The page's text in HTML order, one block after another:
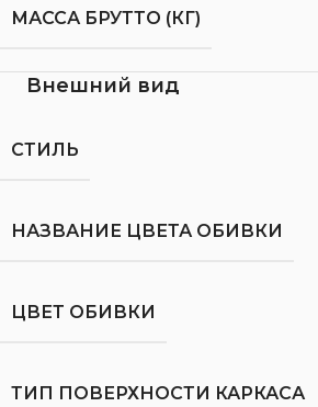
МАССА БРУТТО (КГ)
Внешний вид
СТИЛЬ
НАЗВАНИЕ ЦВЕТА ОБИВКИ
ЦВЕТ ОБИВКИ
ТИП ПОВЕРХНОСТИ КАРКАСА